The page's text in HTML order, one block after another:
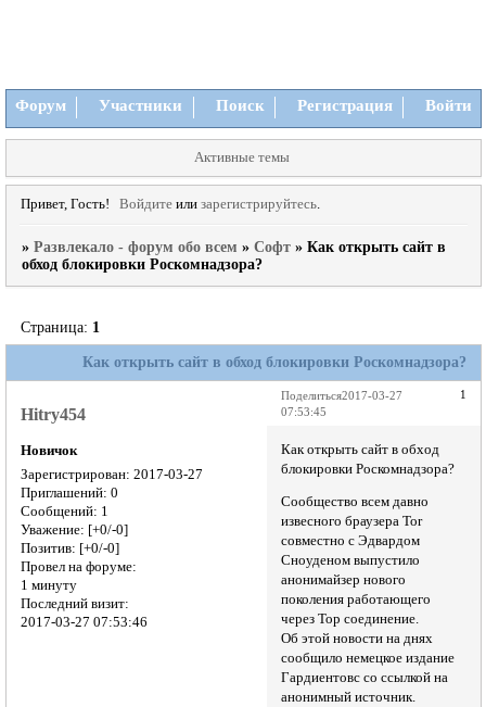
Форум Участники Поиск Регистрация Войти
Активные темы
Привет, Гость! Войдитеили зарегистрируйтесь.
» Развлекало - форум обо всем » Софт » Как открыть сайт в
обход блокировки Роскомнадзора?
Как открыть сайт в обход блокировки Роскомнадзора?
Страница: 1
Поделиться 1
2017-03-27
07:53:45
Hitry454
Новичок
Зарегистрирован: 2017-03-27
Приглашений: 0
Сообщений: 1
Уважение: [+0/-0]
Позитив: [+0/-0]
Провел на форуме:
1 минуту
Последний визит:
2017-03-27 07:53:46
Как открыть сайт в обход
блокировки Роскомнадзора?
Сообщество всем давно
извесного браузера Tor
совместно с Эдвардом
Сноуденом выпустило
анонимайзер нового
поколения работающего
через Тор соединение.
Об этой новости на днях
сообщило немецкое издание
Гардиентовс со ссылкой на
анонимный источник.